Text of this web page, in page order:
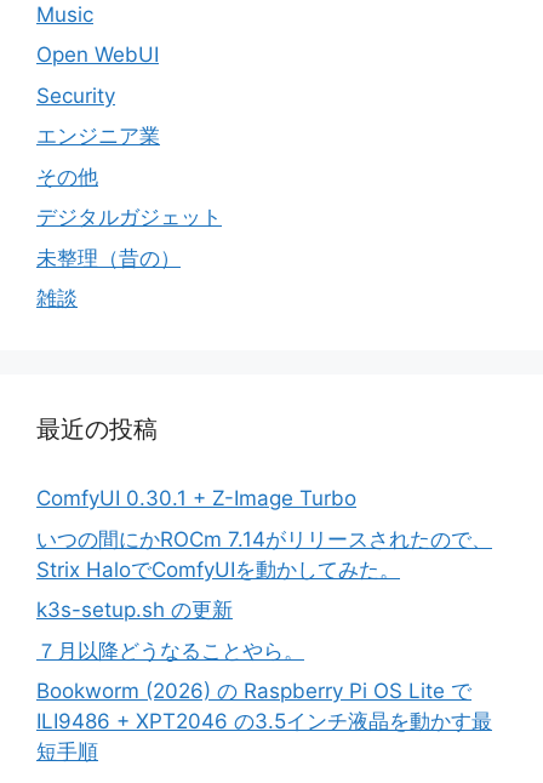
Music
Open WebUI
Security
エンジニア業
その他
デジタルガジェット
未整理（昔の）
雑談
最近の投稿
ComfyUI 0.30.1 + Z-Image Turbo
いつの間にかROCm 7.14がリリースされたので、
Strix HaloでComfyUIを動かしてみた。
k3s-setup.sh の更新
７月以降どうなることやら。
Bookworm (2026) の Raspberry Pi OS Lite で
ILI9486 + XPT2046 の3.5インチ液晶を動かす最
短手順